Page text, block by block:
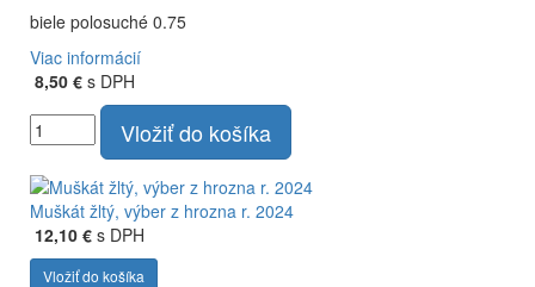
biele polosuché 0.75
Viac informácií
8,50 € s DPH
Vložiť do košíka
Muškát žltý, výber z hrozna r. 2024
12,10 € s DPH
Vložiť do košíka